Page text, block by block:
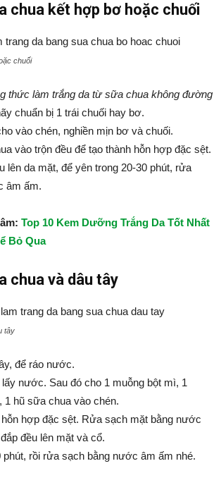
chua kết hợp bơ hoặc chuối
chuối
thức làm trắng da từ sữa chua không đường
chuẩn bị 1 trái chuối hay bơ.
vào chén, nghiền mịn bơ và chuối.
vào trộn đều để tạo thành hỗn hợp đặc sệt.
lên da mặt, để yên trong 20-30 phút, rửa
âm ấm.
Top 10 Kem Dưỡng Trắng Da Tốt Nhất
Bỏ Qua
chua và dâu tây
tây
để ráo nước.
lấy nước. Sau đó cho 1 muỗng bột mì, 1
1 hũ sữa chua vào chén.
hỗn hợp đặc sệt. Rửa sạch mặt bằng nước
đều lên mặt và cổ.
rồi rửa sạch bằng nước âm ấm nhé.